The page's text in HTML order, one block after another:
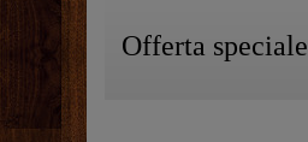
Offerta speciale